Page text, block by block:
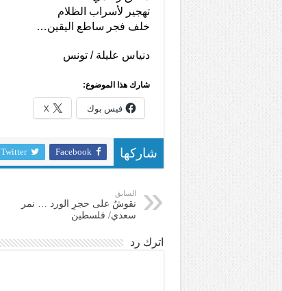
تهجير لأسراب الظلام
خلف فجر ساطع اليقين…
دنياس عليلة / تونس
شارك هذا الموضوع:
فيس بوك X
شاركها Facebook
Twitter
السابق
نقوشٌ على حجرِ الورد … نمر
سعدي/ فلسطين
اترك رد